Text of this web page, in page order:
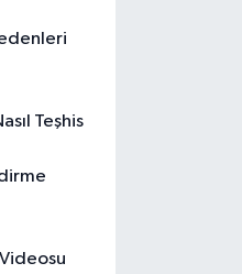
Teşhis